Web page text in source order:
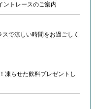
ントレースのご案内
で涼しい時間をお過ごしく
凍らせた飲料プレゼントし